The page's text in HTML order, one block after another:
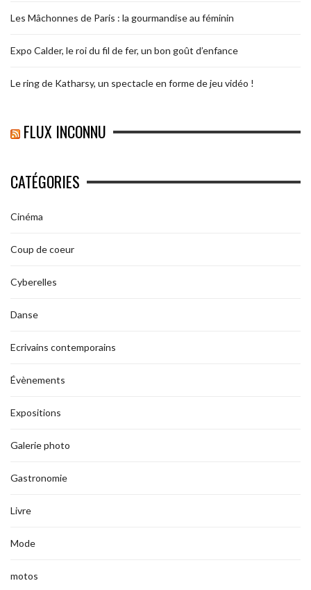
Les Mâchonnes de Paris : la gourmandise au féminin
Expo Calder, le roi du fil de fer, un bon goût d’enfance
Le ring de Katharsy, un spectacle en forme de jeu vidéo !
FLUX INCONNU
CATÉGORIES
Cinéma
Coup de coeur
Cyberelles
Danse
Ecrivains contemporains
Évènements
Expositions
Galerie photo
Gastronomie
Livre
Mode
motos